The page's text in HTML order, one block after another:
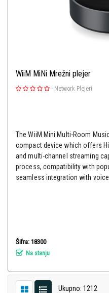
WiiM MiNi Mrežni plejer
- Network Plejeri
The WiiM Mini Multi-Room
compact device which offers
and multi-channel streaming
process, compatibility with
seamless integration with voice
Šifra: 18300
Na stanju
Ukupno: 1212